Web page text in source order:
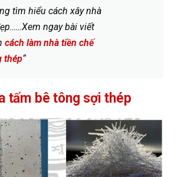
tìm hiểu cách xây nhà
ngay bài viết
cách làm nhà tiền chế
thép“
tấm bê tông sợi thép